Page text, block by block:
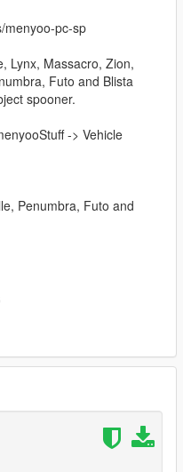
menyoo-pc-sp
Lynx, Massacro, Zion,
Futo and Blista
spooner.
-> Vehicle
Penumbra, Futo and